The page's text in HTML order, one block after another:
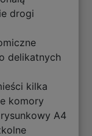
drogi
delikatnych
kilka
komory
A4